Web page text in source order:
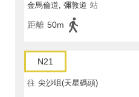
金馬倫道, 彌敦道 站
距離 50m
N21
往 尖沙咀(天星碼頭)